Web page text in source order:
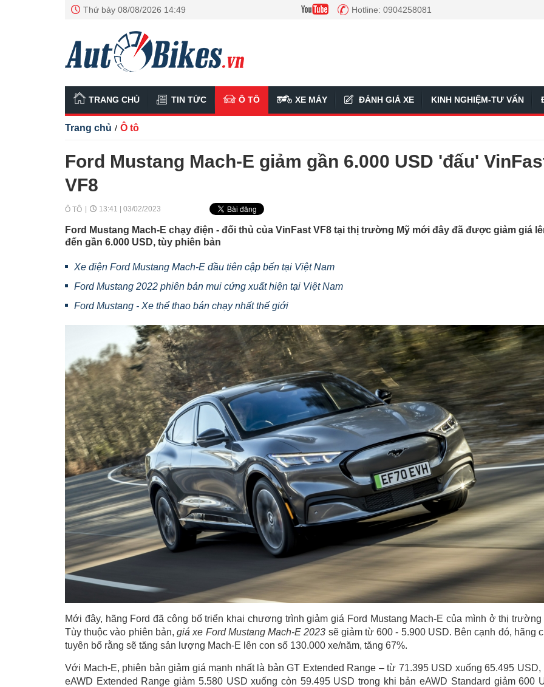
Thứ bảy 08/08/2026 14:49 Hotline: 0904258081
TRANG CHỦ TIN TỨC Ô TÔ XE MÁY ĐÁNH GIÁ XE KINH NGHIỆM-TƯ VẤN
Trang chủ / Ô tô
Ford Mustang Mach-E giảm gần 6.000 USD 'đấu'
VF8
Ô TÔ 13:41 | 03/02/2023
Ford Mustang Mach-E chạy điện - đối thủ của VinFast VF8 tại thị trường Mỹ mới đây đã được giảm giá
đến gần 6.000 USD, tùy phiên bản
Xe điện Ford Mustang Mach-E đầu tiên cập bến tại Việt Nam
Ford Mustang 2022 phiên bản mui cứng xuất hiện tại Việt Nam
Ford Mustang - Xe thể thao bán chạy nhất thế giới
Mới đây, hãng Ford đã công bố triển khai chương trình giảm giá Ford Mustang Mach-E của mình ở thị trường
Tùy thuộc vào phiên bản,giá xe Ford Mustang Mach-E 2023 sẽ giảm từ 600 - 5.900 USD. Bên cạnh đó, hãng
tuyên bố rằng sẽ tăng sản lượng Mach-E lên con số 130.000 xe/năm, tăng 67%.
Với Mach-E, phiên bản giảm giá mạnh nhất là bản GT Extended Range – từ 71.395 USD xuống 65.495 USD,
eAWD Extended Range giảm 5.580 USD xuống còn 59.495 USD trong khi bản eAWD Standard giảm 600